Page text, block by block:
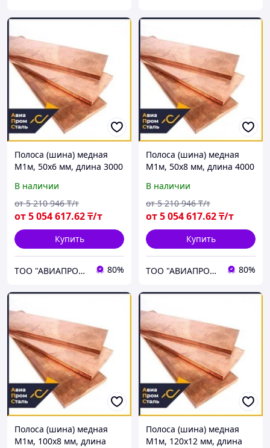
Полоса (шина) медная
М1м, 50х6 мм, длина 3000
В наличии
от5 054 617.62₸/т
от 5 210 946 ₸/т
Купить
ТОО "АВИАПРОМСТАЛЬ" 80%
Полоса (шина) медная
М1м, 50х8 мм, длина 4000
В наличии
от5 054 617.62₸/т
от 5 210 946 ₸/т
Купить
ТОО "АВИАПРОМСТАЛЬ" 80%
Полоса (шина) медная
М1м, 100х8 мм, длина
Полоса (шина) медная
М1м, 120х12 мм, длина